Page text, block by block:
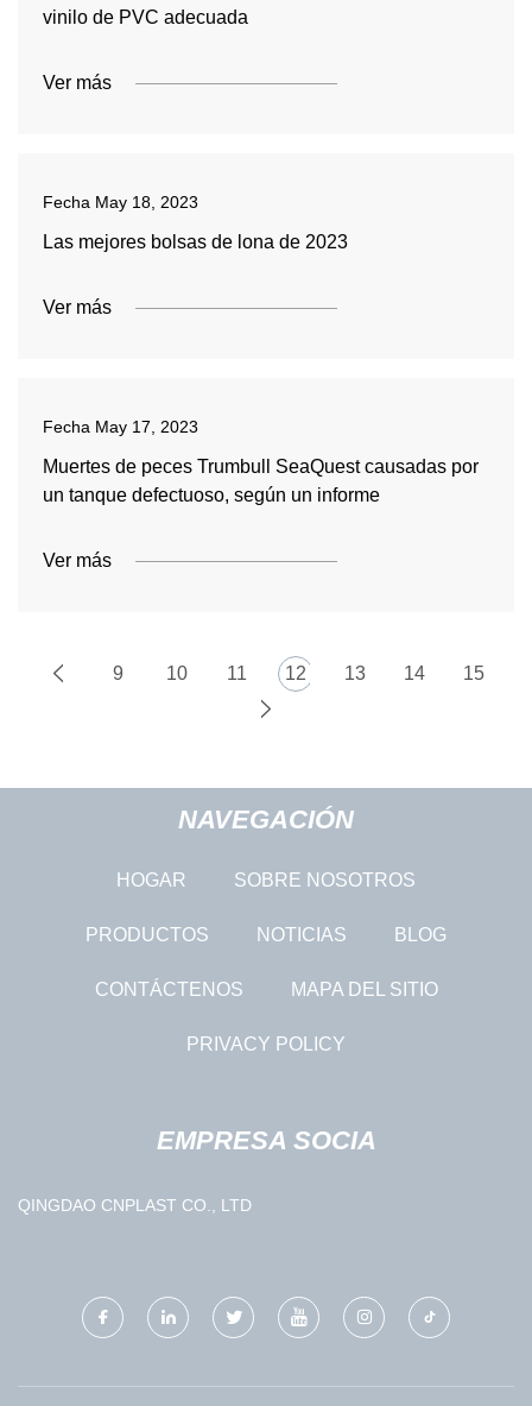
vinilo de PVC adecuada
Ver más
Fecha May 18, 2023
Las mejores bolsas de lona de 2023
Ver más
Fecha May 17, 2023
Muertes de peces Trumbull SeaQuest causadas por
un tanque defectuoso, según un informe
Ver más
9 10 11 12 13 14 15
NAVEGACIÓN
HOGAR SOBRE NOSOTROS
PRODUCTOS NOTICIAS BLOG
CONTÁCTENOS MAPA DEL SITIO
PRIVACY POLICY
EMPRESA SOCIA
QINGDAO CNPLAST CO., LTD